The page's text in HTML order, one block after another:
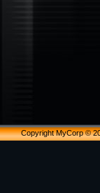
Copyright MyCorp ©